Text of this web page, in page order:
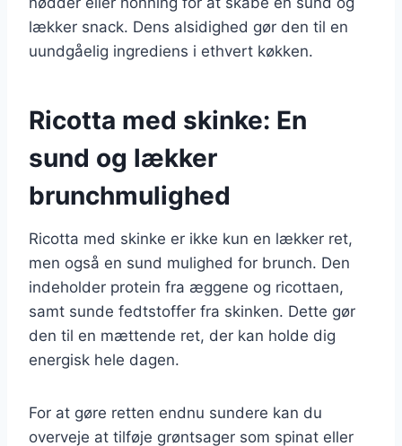
lækker snack. Dens alsidighed gør den til en
uundgåelig ingrediens i ethvert køkken.
Ricotta med skinke: En
sund og lækker
brunchmulighed
Ricotta med skinke er ikke kun en lækker ret,
men også en sund mulighed for brunch. Den
indeholder protein fra æggene og ricottaen,
samt sunde fedtstoffer fra skinken. Dette gør
den til en mættende ret, der kan holde dig
energisk hele dagen.
For at gøre retten endnu sundere kan du
overveje at tilføje grøntsager som spinat eller